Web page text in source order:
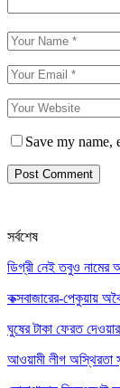
Save my name,
সর্বশেষ
ডিগ্রী নেই তবুও
কক্সবাজারের-পেকুয়ায়
ঘুষের টাকা ফেরত
আওয়ামী লীগ অস্থিরতা